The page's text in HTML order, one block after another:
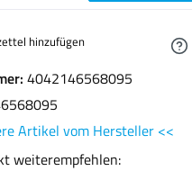
hinzufügen
4042146568095
Artikel vom Hersteller <<
weiterempfehlen: